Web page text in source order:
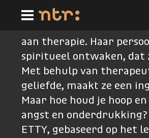
hoofdinhoud
In een bezet
aan therapie. Haar
spiritueel ontwaken, dat
Met behulp van
geliefde, maakt ze een
Maar hoe houd je hoop
angst en onderdrukking?
ETTY, gebaseerd op het